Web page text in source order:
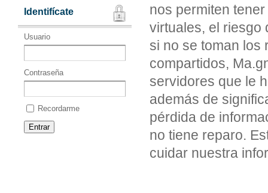
Identifícate
Usuario
Contraseña
Recordarme
nos permiten
virtuales, el riesgo
si no se toman los
compartidos,
servidores que le
además de
pérdida de
no tiene reparo.
cuidar nuestra